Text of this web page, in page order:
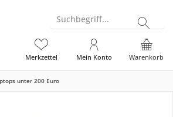
Suchbegriff...
Warenkorb
Merkzettel Mein Konto
unter 200 Euro